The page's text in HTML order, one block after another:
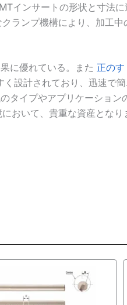
インサートの形状と寸法
ランプ機構により、加工
に優れている。また 正の
設計されており、迅速で
タイプやアプリケーショ
おいて、貴重な資産となり